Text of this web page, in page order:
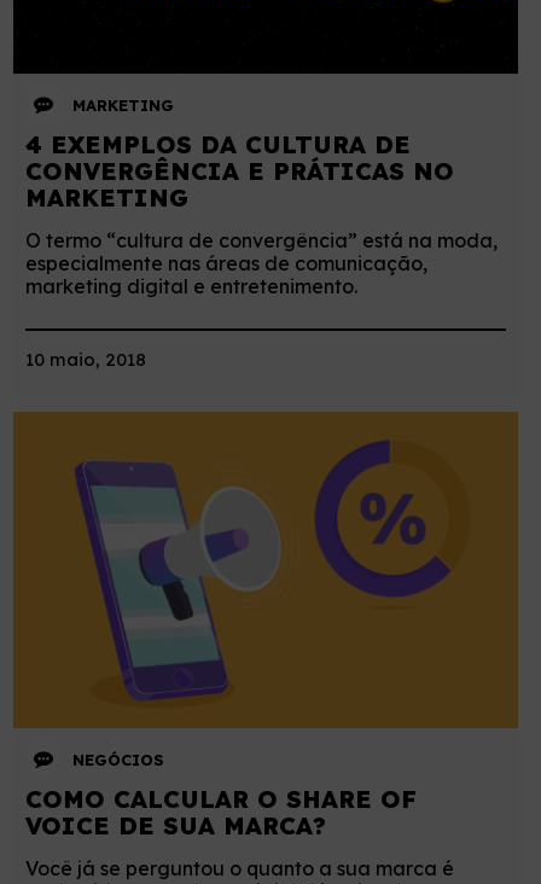
MARKETING
4 EXEMPLOS DA CULTURA DE
CONVERGÊNCIA E PRÁTICAS NO
MARKETING
O termo “cultura de convergência” está na moda,
especialmente nas áreas de comunicação,
marketing digital e entretenimento.
10 maio, 2018
NEGÓCIOS
COMO CALCULAR O SHARE OF
VOICE DE SUA MARCA?
Você já se perguntou o quanto a sua marca é